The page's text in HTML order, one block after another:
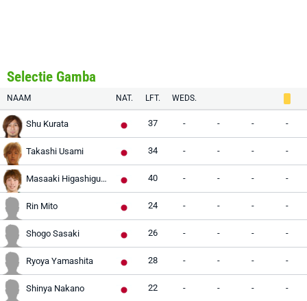
Selectie Gamba
NAAM NAT. LFT. WEDS.
Shu Kurata 37 - - - -
Takashi Usami 34 - - - -
Masaaki Higashiguchi 40 - - - -
Rin Mito 24 - - - -
Shogo Sasaki 26 - - - -
Ryoya Yamashita 28 - - - -
Shinya Nakano 22 - - - -